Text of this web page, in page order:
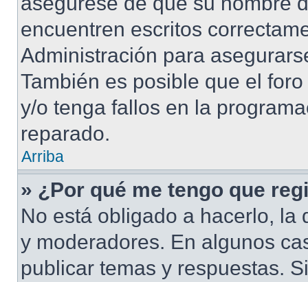
encuentren escritos
Administración para
También es posible que el
y/o tenga fallos en la
reparado.
Arriba
» ¿Por qué me tengo que
No está obligado a hacerlo, la
y moderadores. En algunos
publicar temas y respuestas.